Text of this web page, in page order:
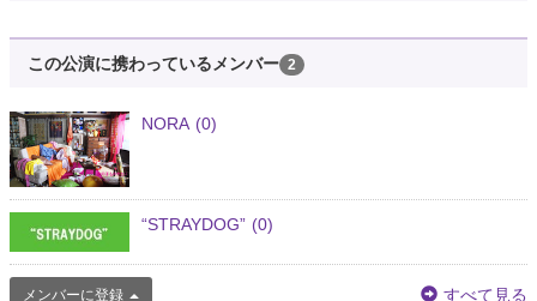
この公演に携わっているメンバー 2
NORA (0)
“STRAYDOG” (0)
メンバーに登録 すべて見る